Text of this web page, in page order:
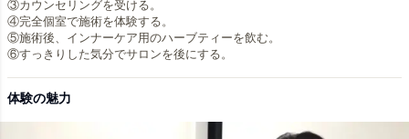
③カウンセリングを受ける。
④完全個室で施術を体験する。
⑤施術後、インナーケア用のハーブティーを飲む。
体験の魅力